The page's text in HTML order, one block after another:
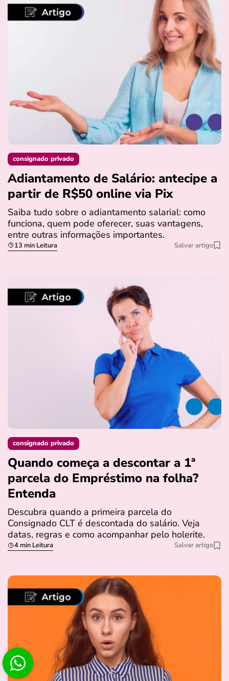
consignado privado
Adiantamento de Salário: antecipe a
partir de R$50 online via Pix
Saiba tudo sobre o adiantamento salarial: como
funciona, quem pode oferecer, suas vantagens,
entre outras informações importantes.
13 min Leitura Salvar artigo
consignado privado
Quando começa a descontar a 1ª
parcela do Empréstimo na folha?
Entenda
Descubra quando a primeira parcela do
Consignado CLT é descontada do salário. Veja
datas, regras e como acompanhar pelo holerite.
4 min Leitura Salvar artigo